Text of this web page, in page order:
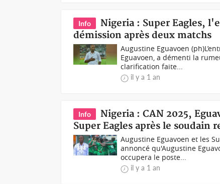
Info
Nigeria : Super Eagles,
démission après deux matchs
Augustine Eguavoen
Eguavoen, a démenti la
clarification faite...
il y a 1 an
Info
Nigeria : CAN 2025,
Super Eagles après le soudain
Augustine Eguavoen et les
annoncé qu'Augustine
occupera le poste...
il y a 1 an